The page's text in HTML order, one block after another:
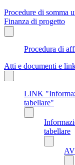
Procedure di somma
Finanza di progetto
Procedura di
Atti e documenti e
LINK
tabellare"
tabellare